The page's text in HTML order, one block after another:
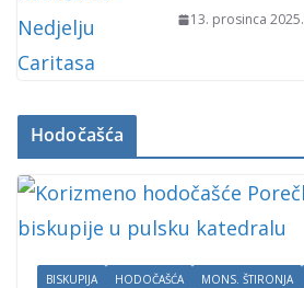
13. prosinca 2025.
Hodočašća
BISKUPIJA HODOČAŠĆA MONS. ŠTIRONJA